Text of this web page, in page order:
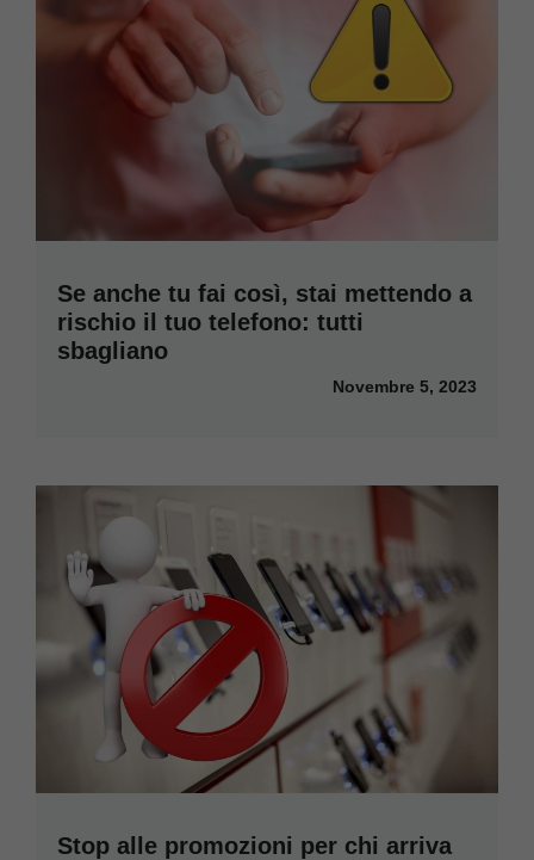
Se anche tu fai così, stai mettendo a
rischio il tuo telefono: tutti
sbagliano
Novembre 5, 2023
Stop alle promozioni per chi arriva